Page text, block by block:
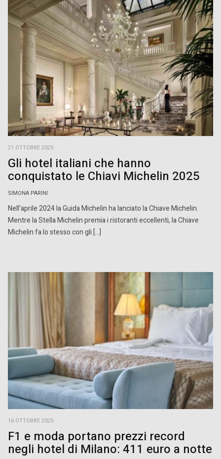
21 OTTOBRE 2025
Gli hotel italiani che hanno
conquistato le Chiavi Michelin 2025
SIMONA PARINI
Nell’aprile 2024 la Guida Michelin ha lanciato la Chiave Michelin.
Mentre la Stella Michelin premia i ristoranti eccellenti, la Chiave
Michelin fa lo stesso con gli […]
16 OTTOBRE 2025
F1 e moda portano prezzi record
negli hotel di Milano: 411 euro a notte